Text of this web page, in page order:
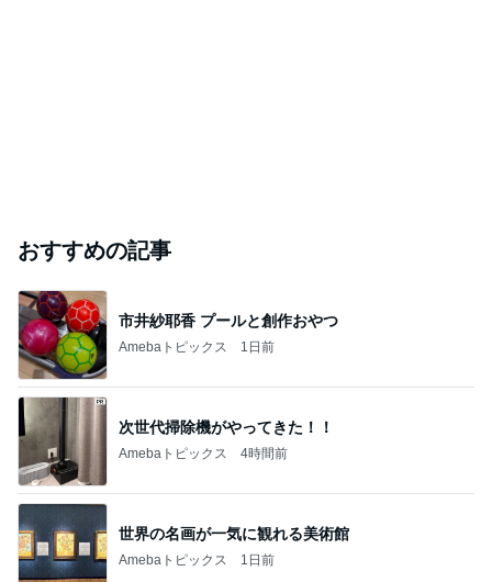
おすすめの記事
市井紗耶香 プールと創作おやつ
Amebaトピックス 1日前
次世代掃除機がやってきた！！
Amebaトピックス 4時間前
世界の名画が一気に観れる美術館
Amebaトピックス 1日前